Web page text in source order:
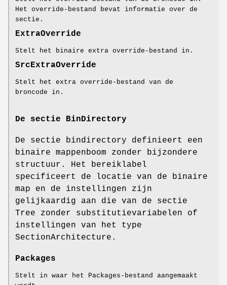
Het override-bestand bevat informatie over de
sectie.
ExtraOverride
Stelt het binaire extra override-bestand in.
SrcExtraOverride
Stelt het extra override-bestand van de
broncode in.
De sectie BinDirectory
De sectie bindirectory definieert een
binaire mappenboom zonder bijzondere
structuur. Het bereiklabel
specificeert de locatie van de binaire
map en de instellingen zijn
gelijkaardig aan die van de sectie
Tree zonder substitutievariabelen of
instellingen van het type
SectionArchitecture.
Packages
Stelt in waar het Packages-bestand aangemaakt